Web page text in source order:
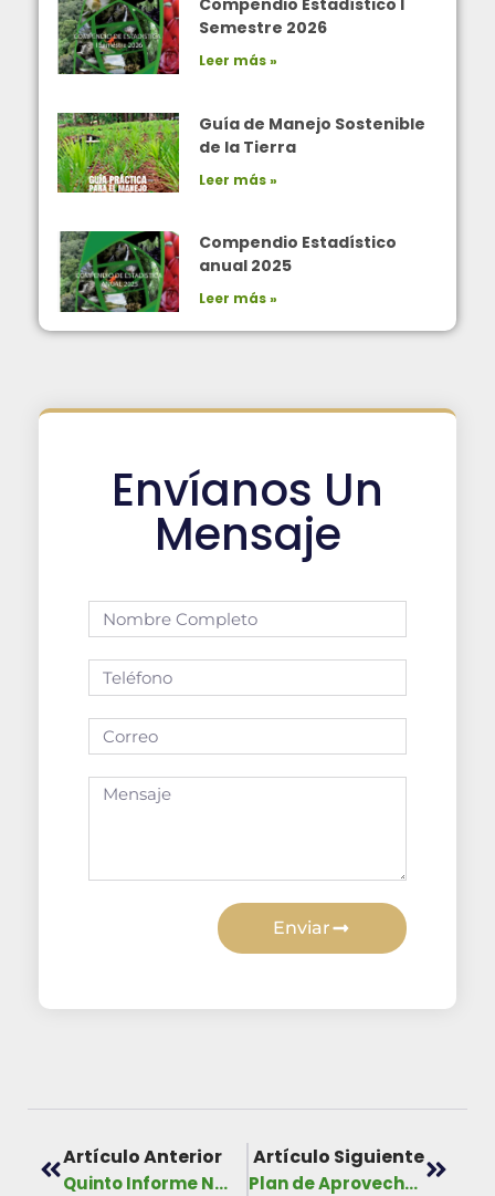
Compendio Estadístico I
Semestre 2026
Leer más »
Guía de Manejo Sostenible
de la Tierra
Leer más »
Compendio Estadístico
anual 2025
Leer más »
Envíanos Un
Mensaje
Enviar
Artículo Anterior
Quinto Informe Nacional de Biodiversidad de Panamá ante el Convenio sobre Diversidad Biológica, año 2014
Artículo Siguiente
Plan de Aprovechamiento Pesquero Sostenible en el Parque Nacional Coiba